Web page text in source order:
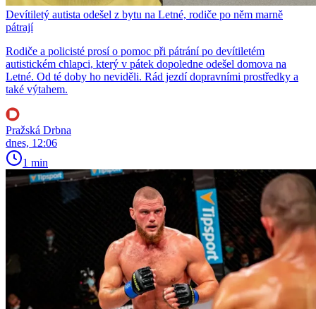
Devítiletý autista odešel z bytu na Letné, rodiče po něm marně
pátrají
Rodiče a policisté prosí o pomoc při pátrání po devítiletém
autistickém chlapci, který v pátek dopoledne odešel domova na
Letné. Od té doby ho neviděli. Rád jezdí dopravními prostředky a
také výtahem.
Pražská Drbna
dnes, 12:06
1 min